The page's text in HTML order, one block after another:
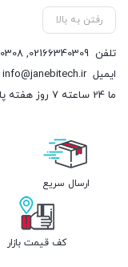
رفتن به بالا
تلفن 02166340309
,
ایمیلinfo@janebitech.ir
ما 24 ساعته 7 روز هفته پاسخگوی شما هستیم.
ارسال سریع
کف قیمت بازار